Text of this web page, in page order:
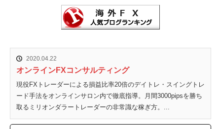
2020.04.22
オンラインFXコンサルティング
現役FXトレーダーによる損益比率20倍のデイトレ・スイングトレ
ード手法をオンラインサロン内で徹底指導。月間3000pipsを勝ち
取るミリオンダラートレーダーの非常識な稼ぎ方。...